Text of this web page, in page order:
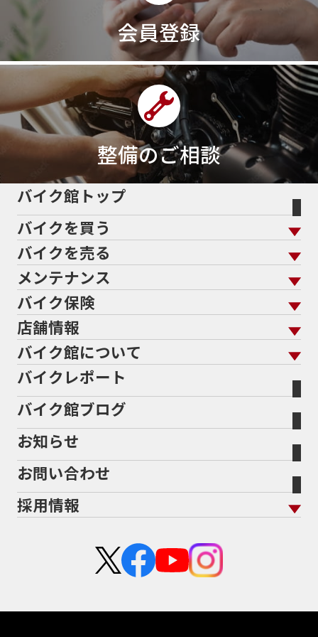
会員登録
整備のご相談
バイク館トップ
バイクを買う
バイクを買う トップ
バイクを探す
メーカーから探す
色から探す
スタイルから探す
排気量から探す
地域から探す
走行距離から探す
中古車から探す
バイクを売る
バイクを売る トップ
バイク館買取の強み
バイクを高く売るコツ
バイク買取の流れ
全国展開の強み
よくあるご質問
バイク買取強化車両
オンライン査定フォーム
メーカー別買取相場・
ヤマハ
ホンダ
スズキ
ハーレーダビッドソン
ドゥカティ
トライアンフ
アプリリア
KTM
モトグッツイ
MVアグスタ
他海外ﾒｰｶｰ
メンテナンス
メンテナンス トップ
バイク点検
バイク車検
Bikeep
プロテクションフィルム
バイク保険
バイク保険 トップ
自賠責保険
任意保険
バイク保険無料見積り（現在未加入の方）
バイク保険無料見積り（他社でご加入の方）
盗難保険
店舗情報
店舗情報 トップ
北海道
宮城
福島
茨城
栃木
兵庫
バイク館について
バイク館について トップ
バイク館が選ばれる理由
会社概要
沿革
二輪公正取引協議会加盟店
バイクレポート
バイク館ブログ
お知らせ
お問い合わせ
採用情報
中途採用・アルバイト